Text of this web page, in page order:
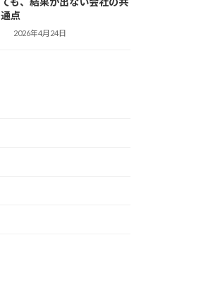
通点
2026年4月24日